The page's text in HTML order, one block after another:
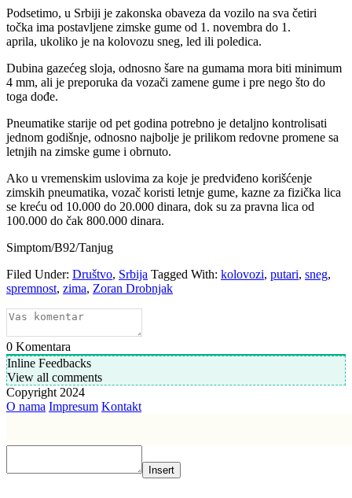
Podsetimo, u Srbiji je zakonska obaveza da vozilo na sva četiri
točka ima postavljene zimske gume od 1. novembra do 1.
aprila, ukoliko je na kolovozu sneg, led ili poledica.
Dubina gazećeg sloja, odnosno šare na gumama mora biti minimum
4 mm, ali je preporuka da vozači zamene gume i pre nego što do
toga dođe.
Pneumatike starije od pet godina potrebno je detaljno kontrolisati
jednom godišnje, odnosno najbolje je prilikom redovne promene sa
letnjih na zimske gume i obrnuto.
Ako u vremenskim uslovima za koje je predviđeno korišćenje
zimskih pneumatika, vozač koristi letnje gume, kazne za fizička lica
se kreću od 10.000 do 20.000 dinara, dok su za pravna lica od
100.000 do čak 800.000 dinara.
Simptom/B92/Tanjug
Filed Under: Društvo, Srbija Tagged With: kolovozi, putari, sneg,
spremnost, zima, Zoran Drobnjak
0 Komentara
Inline Feedbacks
View all comments
Copyright 2024
O nama Impresum Kontakt
Insert